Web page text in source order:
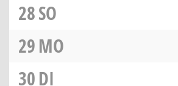
28SO
29MO
30DI